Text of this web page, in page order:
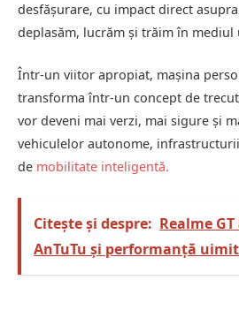
desfășurare, cu impact direct
deplasăm, lucrăm și trăim în mediul
Într-un viitor apropiat, mașina
transforma într-un concept de
vor deveni mai verzi, mai sigure și
vehiculelor autonome,
de mobilitate inteligentă.
Citește și despre: Realme
AnTuTu și performanță